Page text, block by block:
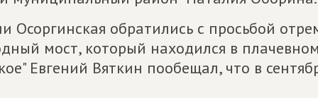
Осоргинская обратились с просьбой
мост, который находился в плачевном
Евгений Вяткин пообещал, что в